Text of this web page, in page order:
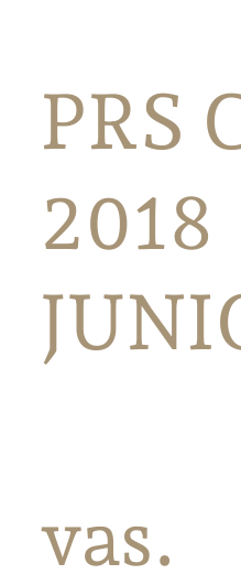
PRS
2018
vas.